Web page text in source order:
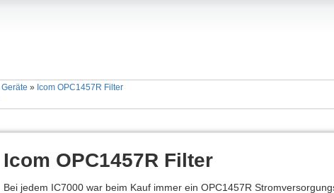
Geräte » Icom OPC1457R Filter
Icom OPC1457R Filter
Bei jedem IC7000 war beim Kauf immer ein OPC1457R